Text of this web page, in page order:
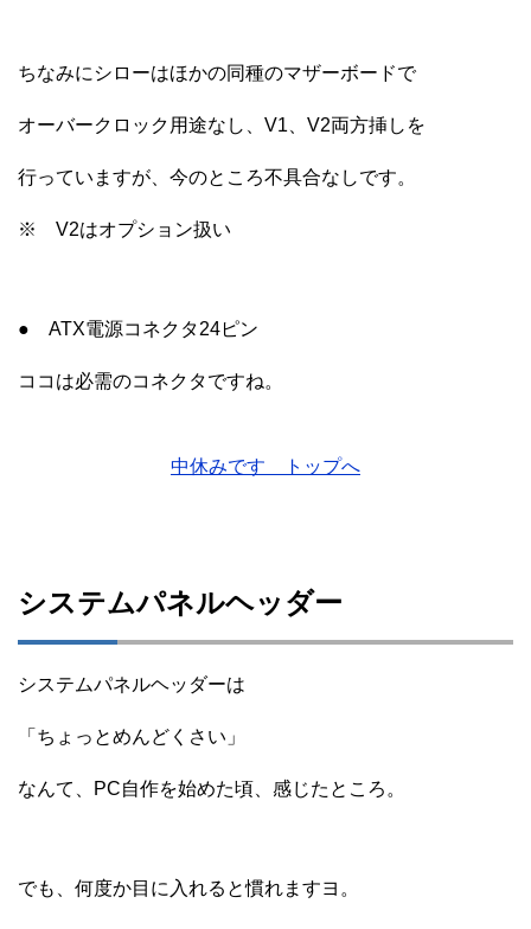
ちなみにシローはほかの同種のマザーボードで
オーバークロック用途なし、V1、V2両方挿しを
行っていますが、今のところ不具合なしです。
※ V2はオプション扱い
● ATX電源コネクタ24ピン
ココは必需のコネクタですね。
中休みです トップへ
システムパネルヘッダー
システムパネルヘッダーは
「ちょっとめんどくさい」
なんて、PC自作を始めた頃、感じたところ。
でも、何度か目に入れると慣れますヨ。